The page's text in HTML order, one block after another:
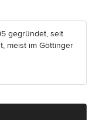
gegründet, seit
meist im Göttinger